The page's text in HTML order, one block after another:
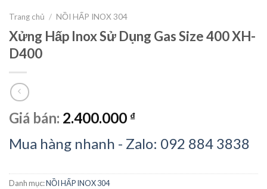
Trang chủ / NỒI HẤP INOX 304
Xửng Hấp Inox Sử Dụng Gas Size 400 XH-
D400
Giá bán: 2.400.000 ₫
Mua hàng nhanh - Zalo: 092 884 3838
Danh mục:NỒI HẤP INOX 304